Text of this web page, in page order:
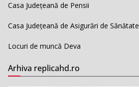
Casa Județeană de Pensii
Casa Județeană de Asigurări de Sănătate
Locuri de muncă Deva
Arhiva replicahd.ro